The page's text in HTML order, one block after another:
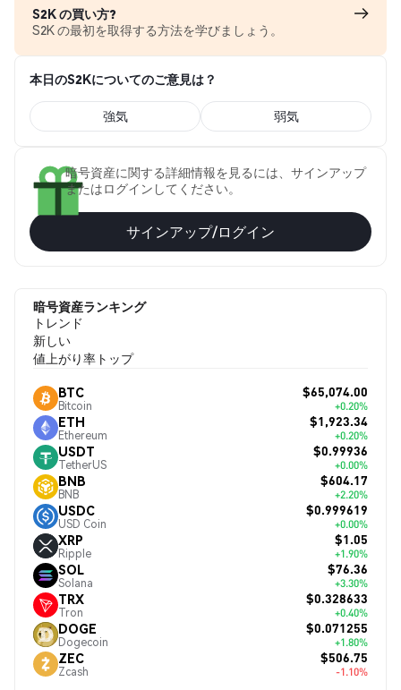
S2K の買い方?
S2K の最初を取得する方法を学びましょう。
本日のS2Kについてのご意見は？
強気 弱気
暗号資産に関する詳細情報を見るには、サインアップ
またはログインしてください。
サインアップ/ログイン
暗号資産ランキング
トレンド
新しい
値上がり率トップ
BTC
Bitcoin
$65,074.00
+0.20%
ETH
Ethereum
$1,923.34
+0.20%
USDT
TetherUS
$0.99936
+0.00%
BNB
BNB
$604.17
+2.20%
USDC
USD Coin
$0.999619
+0.00%
XRP
Ripple
$1.05
+1.90%
SOL
Solana
$76.36
+3.30%
TRX
Tron
$0.328633
+0.40%
DOGE
Dogecoin
$0.071255
+1.80%
ZEC
Zcash
$506.75
-1.10%